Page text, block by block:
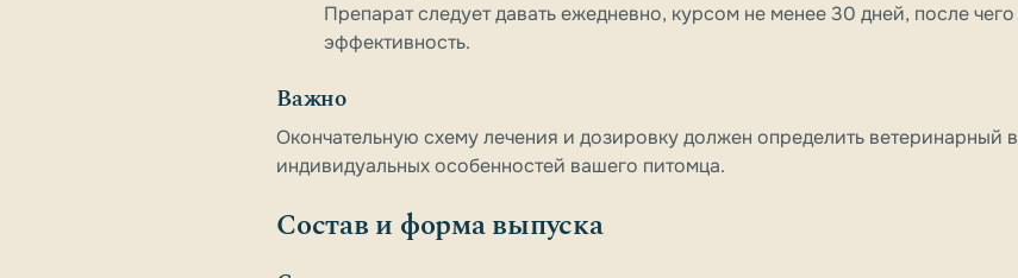
Препарат следует давать ежедневно, курсом не менее 30 дней, после
эффективность.
Важно
Окончательную схему лечения и дозировку должен определить ветеринарный
индивидуальных особенностей вашего питомца.
Состав и форма выпуска